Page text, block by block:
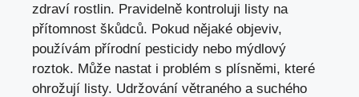
zdraví rostlin. Pravidelně kontroluji listy na
přítomnost škůdců. Pokud nějaké objeviv,
používám přírodní pesticidy nebo mýdlový
roztok. Může nastat i problém s plísněmi, které
ohrožují listy. Udržování větraného a suchého